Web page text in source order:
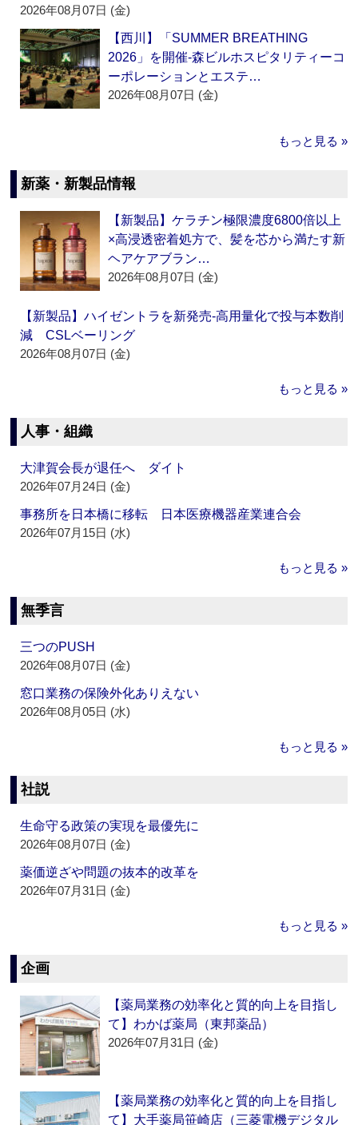
2026年08月07日 (金)
【西川】「SUMMER BREATHING
2026」を開催‐森ビルホスピタリティーコ
ーポレーションとエステ…
2026年08月07日 (金)
もっと見る »
新薬・新製品情報
【新製品】ケラチン極限濃度6800倍以上
×高浸透密着処方で、髪を芯から満たす新
ヘアケアブラン…
2026年08月07日 (金)
【新製品】ハイゼントラを新発売‐高用量化で投与本数削
減 CSLベーリング
2026年08月07日 (金)
もっと見る »
人事・組織
大津賀会長が退任へ ダイト
2026年07月24日 (金)
事務所を日本橋に移転 日本医療機器産業連合会
2026年07月15日 (水)
もっと見る »
無季言
三つのPUSH
2026年08月07日 (金)
窓口業務の保険外化ありえない
2026年08月05日 (水)
もっと見る »
社説
生命守る政策の実現を最優先に
2026年08月07日 (金)
薬価逆ざや問題の抜本的改革を
2026年07月31日 (金)
もっと見る »
企画
【薬局業務の効率化と質的向上を目指し
て】わかば薬局（東邦薬品）
2026年07月31日 (金)
【薬局業務の効率化と質的向上を目指し
て】大手薬局笹崎店（三菱電機デジタル